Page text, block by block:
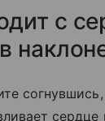
с
сердце